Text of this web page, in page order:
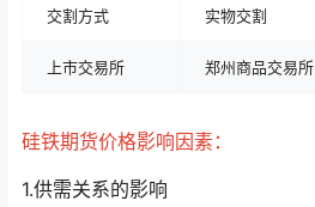
交割方式 实物交割
上市交易所 郑州商品交易所
硅铁期货价格影响因素：
1.供需关系的影响